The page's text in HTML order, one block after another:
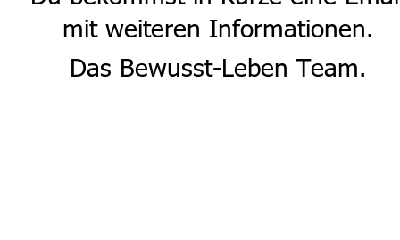
mit weiteren Informationen.
Das Bewusst-Leben Team.